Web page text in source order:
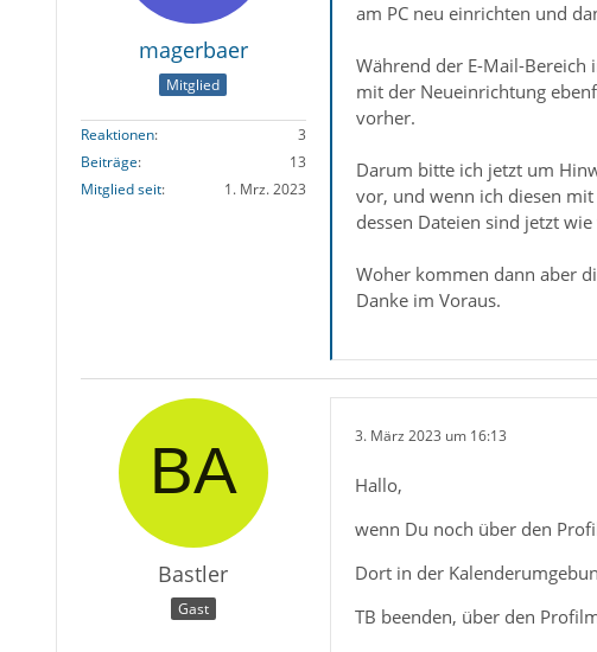
magerbaer
Mitglied
Reaktionen
3
Beiträge
13
Mitglied seit
1. Mrz. 2023
am PC neu einrichten und
Während der E-Mail-
mit der Neueinrichtung
vorher.
Darum bitte ich jetzt um
vor, und wenn ich diesen
dessen Dateien sind jetzt
Woher kommen dann aber
Danke im Voraus.
Bastler
Gast
3. März 2023 um 16:13
Hallo,
wenn Du noch über den
Dort in der
TB beenden, über den